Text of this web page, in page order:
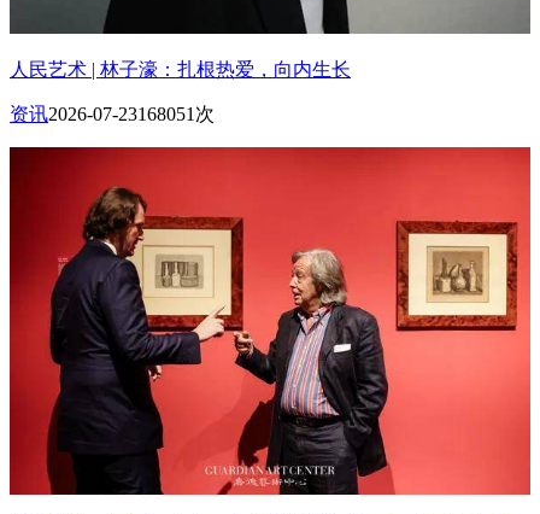
人民艺术 | 林子濠：扎根热爱，向内生长
资讯2026-07-23168051次